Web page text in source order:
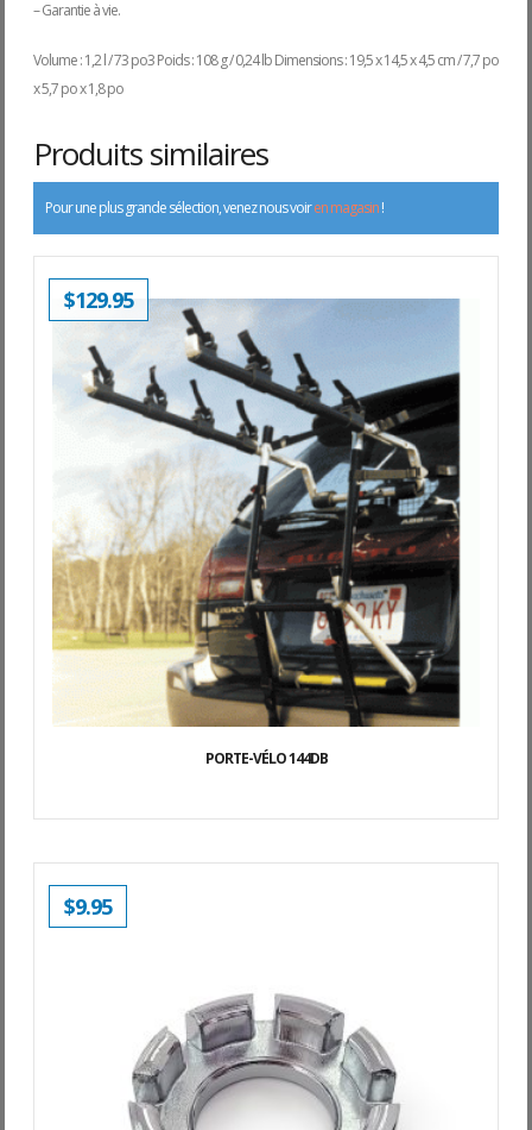
– Garantie à vie.
Volume : 1,2 l / 73 po3 Poids : 108 g / 0,24 lb Dimensions : 19,5 x 14,5 x 4,5 cm / 7,7 po
x 5,7 po x 1,8 po
Produits similaires
Pour une plus grande sélection, venez nous voiren magasin!
PORTE-VÉLO 144DB
$129.95
$9.95